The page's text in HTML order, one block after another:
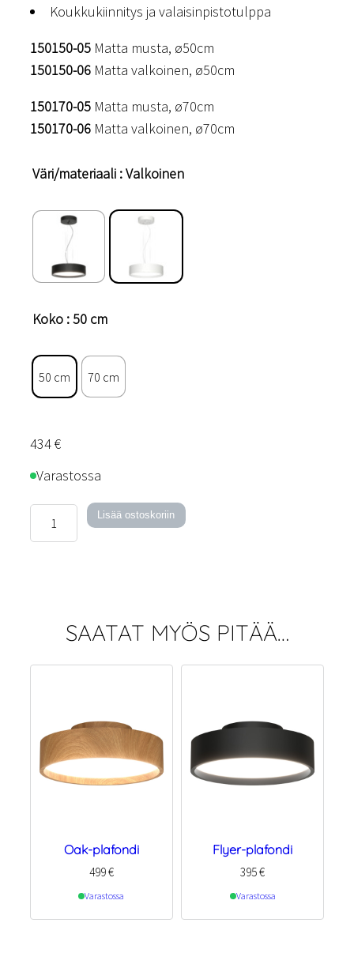
Koukkukiinnitys ja valaisinpistotulppa
150150-05 Matta musta, ø50cm
150150-06 Matta valkoinen, ø50cm
150170-05 Matta musta, ø70cm
150170-06 Matta valkoinen, ø70cm
Väri/materiaali : Valkoinen
Koko : 50 cm
50 cm 70 cm
434€
Varastossa
kattovalaisin
Lisää ostoskoriin
SAATAT MYÖS PITÄÄ…
Oak-plafondi
499€
Varastossa
Flyer-plafondi
395€
Varastossa